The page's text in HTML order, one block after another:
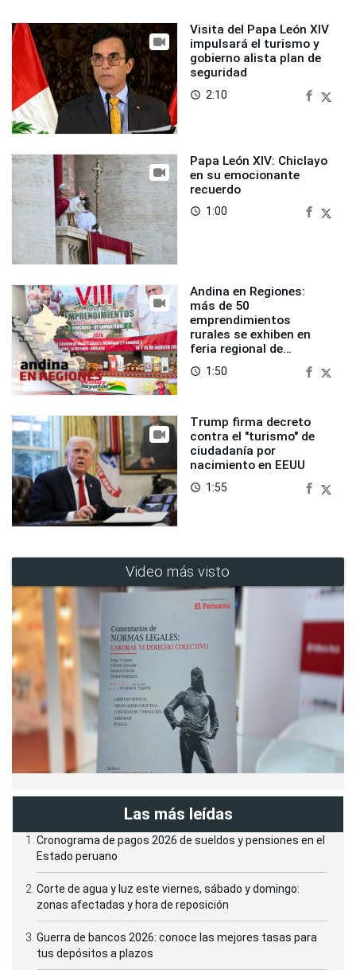
Visita del Papa León XIV
impulsará el turismo y
gobierno alista plan de
seguridad
access_time 2:10
Papa León XIV: Chiclayo
en su emocionante
recuerdo
access_time 1:00
Andina en Regiones:
más de 50
emprendimientos
rurales se exhiben en
feria regional de
Foncodes
access_time 1:50
Trump firma decreto
contra el "turismo" de
ciudadanía por
nacimiento en EEUU
access_time 1:55
Video más visto
Las más leídas
Cronograma de pagos 2026 de sueldos y pensiones en el
Estado peruano
Corte de agua y luz este viernes, sábado y domingo:
zonas afectadas y hora de reposición
Guerra de bancos 2026: conoce las mejores tasas para
tus depósitos a plazos